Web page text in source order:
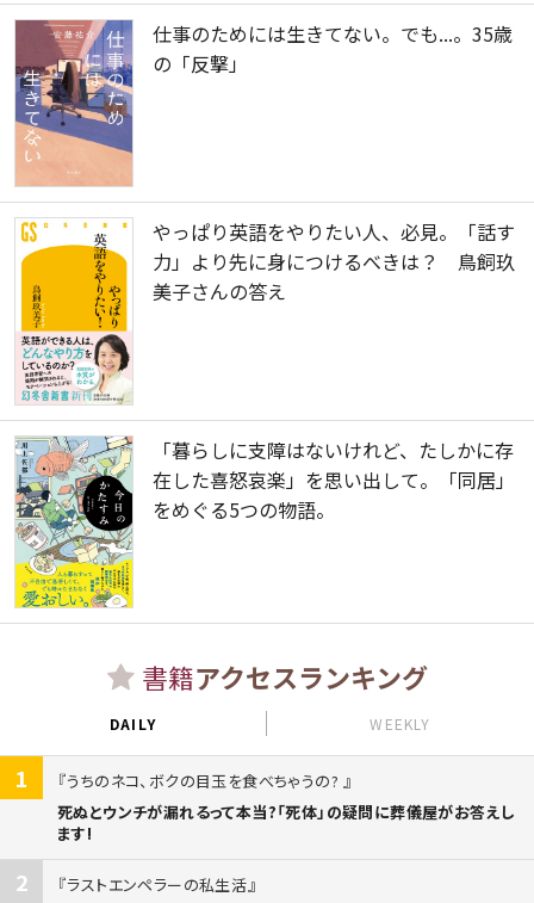
仕事のためには生きてない。でも...。35歳
の「反撃」
やっぱり英語をやりたい人、必見。「話す
力」より先に身につけるべきは？ 鳥飼玖
美子さんの答え
「暮らしに支障はないけれど、たしかに存
在した喜怒哀楽」を思い出して。「同居」
をめぐる5つの物語。
書籍アクセスランキング
DAILY WEEKLY
1
うちのネコ、ボクの目玉を食べちゃうの?
死ぬとウンチが漏れるって本当?「死体」の疑問に葬儀屋がお答えし
ます!
2
ラストエンペラーの私生活